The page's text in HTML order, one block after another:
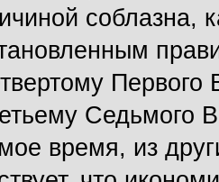
соблазна,
Первого
Седьмого
время, из